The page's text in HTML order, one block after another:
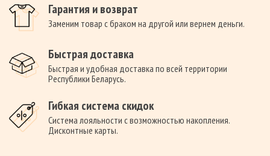
Гарантия и возврат
Заменим товар с браком на другой или вернем деньги.
Быстрая доставка
Быстрая и удобная доставка по всей территории
Республики Беларусь.
Гибкая система скидок
Система лояльности с возможностью накопления.
Дисконтные карты.